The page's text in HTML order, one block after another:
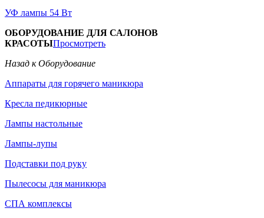
УФ лампы 54 Вт
ОБОРУДОВАНИЕ ДЛЯ САЛОНОВ
КРАСОТЫПросмотреть
Назад к Оборудование
Аппараты для горячего маникюра
Кресла педикюрные
Лампы настольные
Лампы-лупы
Подставки под руку
Пылесосы для маникюра
СПА комплексы